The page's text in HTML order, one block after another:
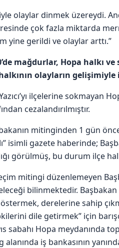
olaylar dinmek üzereydi.
çok fazla miktarda
yine gerildi ve olaylar arttı.”
mağdurlar, Hopa halkı
olayların
ilçelerine sokmayan
cezalandırılmıştır.
mitinginden 1 gün
isimli gazete haberinde;
görülmüş, bu durum ilçe
mitingi düzenlemeyen
bilinmektedir.
derelerine sahip
dile getirmek” için
sabahı Hopa meydanında
alanında iş bankasının